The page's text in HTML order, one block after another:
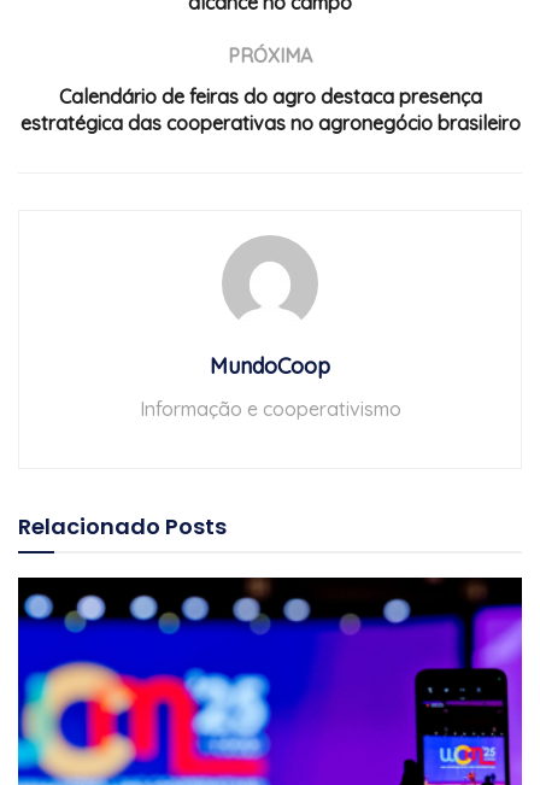
PRÓXIMA
Calendário de feiras do agro destaca presença
estratégica das cooperativas no agronegócio brasileiro
MundoCoop
Informação e cooperativismo
Relacionado Posts